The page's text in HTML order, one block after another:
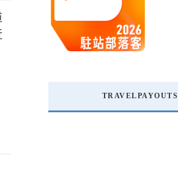
TRAVELPAYOUTS